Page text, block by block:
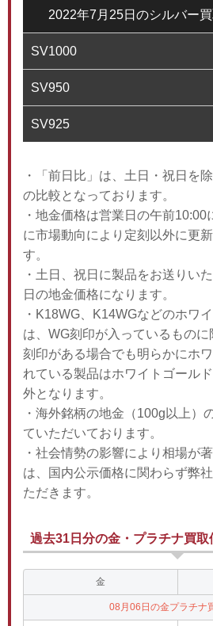
2022年7月25日のシルバー
SV1000
SV950
SV925
・「前日比」は、土日・祝日を
の比較となっております。
・地金価格は営業日の午前
に市場動向により定刻以外に更
す。
・土日、祝日に製品をお送りい
日の地金価格になります。
・K18WG、K14WGなどのホワ
は、WG刻印が入っているもの
刻印がある場合でも明らかにホ
れている製品はホワイトゴール
外となります。
・海外銘柄の地金（100g以上）
ていただいております。
・社会情勢の影響により相場が
は、国内公示価格に関わらず弊
ただきます。
過去31日分の金・プラチナ買取
金
08月06日の金プラチナ